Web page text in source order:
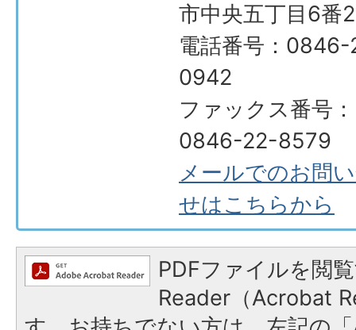
市中央五丁目6番
電話番号：
0942
ファックス番号：
0846-22-8579
メールでのお問
せはこちらから
PDFファイルを閲
Reader（Acrobat